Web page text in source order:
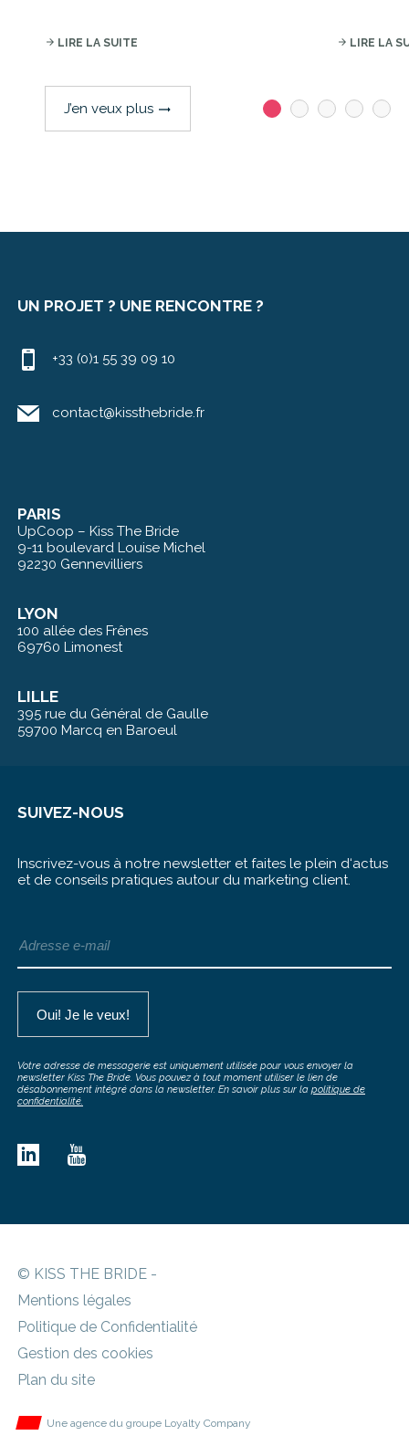
arrow_forward LIRE LA SUITE arrow_forward LIRE LA
J’en veux plus trending_flat
UN PROJET ? UNE RENCONTRE ?
+33 (0)1 55 39 09 10
contact@kissthebride.fr
PARIS
UpCoop – Kiss The Bride
9-11 boulevard Louise Michel
92230 Gennevilliers
LYON
100 allée des Frênes
69760 Limonest
LILLE
395 rue du Général de Gaulle
59700 Marcq en Baroeul
SUIVEZ-NOUS
Inscrivez-vous à notre newsletter et faites le plein d‘actus
et de conseils pratiques autour du marketing client.
Votre adresse de messagerie est uniquement utilisée pour vous envoyer la
newsletter Kiss The Bride. Vous pouvez à tout moment utiliser le lien de
désabonnement intégré dans la newsletter. En savoir plus sur la politique de
confidentialité.
© KISS THE BRIDE -
Mentions légales
Politique de Confidentialité
Gestion des cookies
Plan du site
Une agence du groupe Loyalty Company